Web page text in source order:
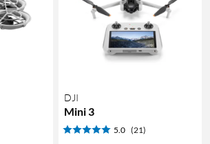
DJI
Mini 3
5.0 (21)